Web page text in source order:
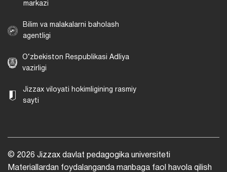
markazi
Bilim va malakalarni baholash
agentligi
O‘zbekiston Respublikasi Adliya
vazirligi
Jizzax viloyati hokimligining rasmiy
sayti
© 2026 Jizzax davlat pedagogika universiteti
Materiallardan foydalanganda manbaga faol havola qilish